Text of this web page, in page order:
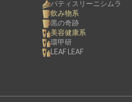
パティスリーニシムラ
飲み物系
黒の奇跡
美容健康系
環甲研
LEAF LEAF